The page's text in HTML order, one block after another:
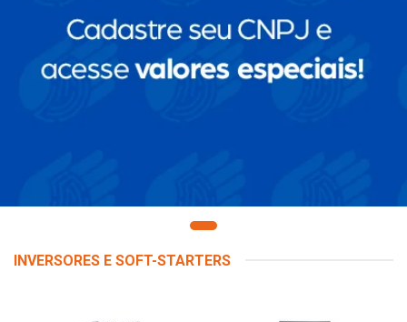
INVERSORES E SOFT-STARTERS